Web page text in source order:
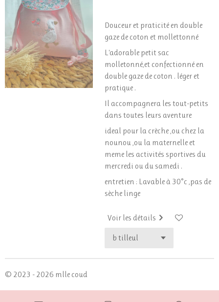
Douceur et praticité en double
gaze de coton et mollettonné
L'adorable petit sac
molletonné,et confectionné en
double gaze de coton . léger et
pratique .
Il accompagnera les tout-petits
dans toutes leurs aventure
ideal pour la crèche ,ou chez la
nounou ,ou la maternelle et
meme les activités sportives du
mercredi ou du samedi .
entretien : Lavable à 30°c ,pas de
sèche linge
Voir les détails
© 2023 - 2026 mlle coud